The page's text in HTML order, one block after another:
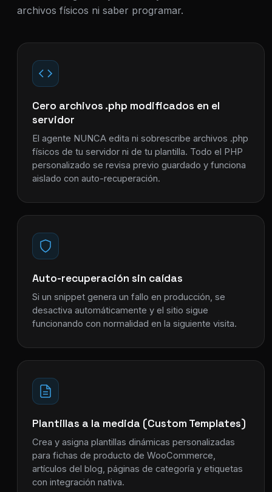
archivos físicos ni saber programar.
Cero archivos .php modificados en el
servidor
El agente NUNCA edita ni sobrescribe archivos .php
físicos de tu servidor ni de tu plantilla. Todo el PHP
personalizado se revisa previo guardado y funciona
aislado con auto-recuperación.
Auto-recuperación sin caídas
Si un snippet genera un fallo en producción, se
desactiva automáticamente y el sitio sigue
funcionando con normalidad en la siguiente visita.
Plantillas a la medida (Custom Templates)
Crea y asigna plantillas dinámicas personalizadas
para fichas de producto de WooCommerce,
artículos del blog, páginas de categoría y etiquetas
con integración nativa.